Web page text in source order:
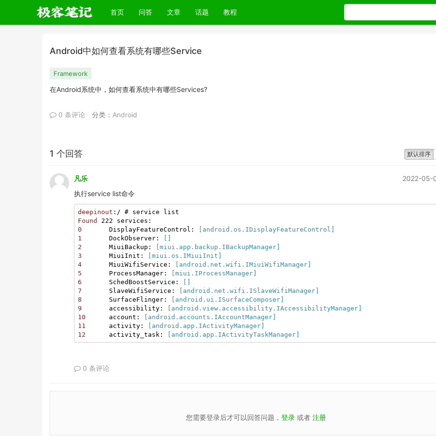
首页(current)
问答 文章 话题 教程
Android中如何查看系统有哪些Service
Framework
在Android系统中，如何查看系统中有哪些Services?
0 条评论 分类： Android
默认排序
1 个回答
凡乐
2022-05-
执行service list命令
deepinout
Found
0
       DisplayFeatureControl:
[android.os.IDisplayFeatureControl]
1
       DockObserver:
[]
2
       MiuiBackup:
[miui.app.backup.IBackupManager]
3
       MiuiInit:
[miui.os.IMiuiInit]
4
       MiuiWifiService:
[android.net.wifi.IMiuiWifiManager]
5
       ProcessManager:
[miui.IProcessManager]
6
       SchedBoostService:
[]
7
       SlaveWifiService:
[android.net.wifi.ISlaveWifiManager]
8
       SurfaceFlinger:
[android.ui.ISurfaceComposer]
9
       accessibility:
[android.view.accessibility.IAccessibilityManager]
10
      account:
[android.accounts.IAccountManager]
11
      activity:
[android.app.IActivityManager]
12
      activity_task:
[android.app.IActivityTaskManager]
0 条评论
您需要登录后才可以回答问题， 登录或者 注册